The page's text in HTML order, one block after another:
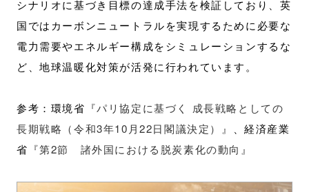
シナリオに基づき目標の達成手法を検証しており、英
国ではカーボンニュートラルを実現するために必要な
電力需要やエネルギー構成をシミュレーションするな
ど、地球温暖化対策が活発に行われています。
参考：環境省 『パリ協定に基づく 成長戦略としての
長期戦略（令和3年10月22日閣議決定）』
、経済産業
省 『第2節 諸外国における脱炭素化の動向』